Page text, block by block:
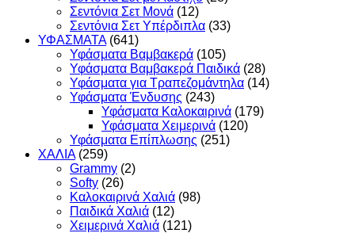
Σεντόνια Σετ Μονά (12)
Σεντόνια Σετ Υπέρδιπλα (33)
ΥΦΑΣΜΑΤΑ (641)
Υφάσματα Βαμβακερά (105)
Υφάσματα Βαμβακερά Παιδικά (28)
Υφάσματα για Τραπεζομάντηλα (14)
Υφάσματα Ένδυσης (243)
Υφάσματα Καλοκαιρινά (179)
Υφάσματα Χειμερινά (120)
Υφάσματα Επίπλωσης (251)
ΧΑΛΙΑ (259)
Grammy (2)
Softy (26)
Καλοκαιρινά Χαλιά (98)
Παιδικά Χαλιά (12)
Χειμερινά Χαλιά (121)